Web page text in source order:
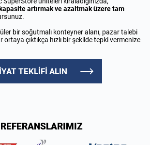
artırmak ve azaltmak üzere tam
bir soğutmalı konteyner alanı, pazar talebi
ortaya çıktıkça hızlı bir şekilde tepki vermenize
TEKLİFİ ALIN
REFERANSLARIMIZ